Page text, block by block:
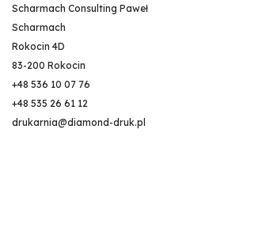
Scharmach Consulting Paweł
Scharmach
Rokocin 4D
83-200 Rokocin
+48 536 10 07 76
+48 535 26 61 12
drukarnia@diamond-druk.pl